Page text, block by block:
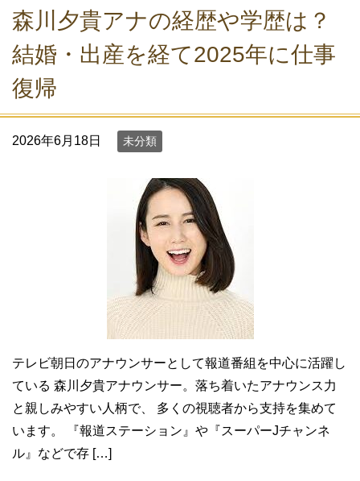
森川夕貴アナの経歴や学歴は？
結婚・出産を経て2025年に仕事
復帰
2026年6月18日 未分類
テレビ朝日のアナウンサーとして報道番組を中心に活躍し
ている 森川夕貴アナウンサー。落ち着いたアナウンス力
と親しみやすい人柄で、 多くの視聴者から支持を集めて
います。 『報道ステーション』や『スーパーJチャンネ
ル』などで存 […]